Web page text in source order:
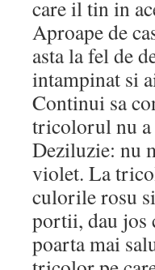
care il tin in
Aproape de
asta la fel de
intampinat si
Continui sa
tricolorul nu a
Deziluzie: nu
violet. La
culorile rosu
portii, dau jos
poarta mai